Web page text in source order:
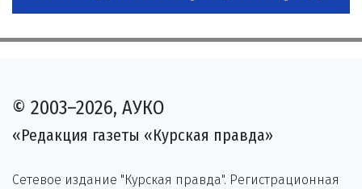
© 2003–2026, АУКО
«Редакция газеты «Курская правда»
Сетевое издание "Курская правда". Регистрационная